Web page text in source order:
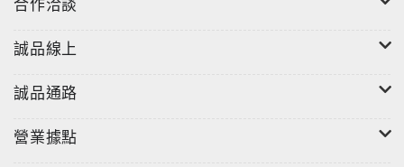
標題｜致親愛的畢業生：你信念什麼，就努力成為那樣
的人，或許就不負此生
撰文｜女人迷（Audrey Ko）
給畢業生的一封情書，當你面對自己的迷惘，你會在梳
理過程長出誠實的肌理，認識自己。
誠品線上
誠品通路
營業據點